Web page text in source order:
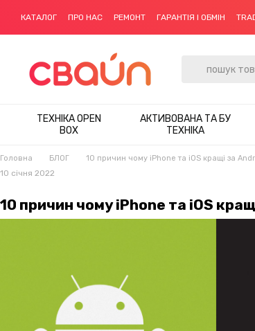
КАТАЛОГ ПРО НАС РЕМОНТ ГАРАНТІЯ І ОБМІН
ТЕХНІКА OPEN
BOX
АКТИВОВАНА ТА БУ
ТЕХНІКА
Головна БЛОГ 10 причин чому iPhone та іOS кращі за
10 січня 2022
10 причин чому iPhone та іOS